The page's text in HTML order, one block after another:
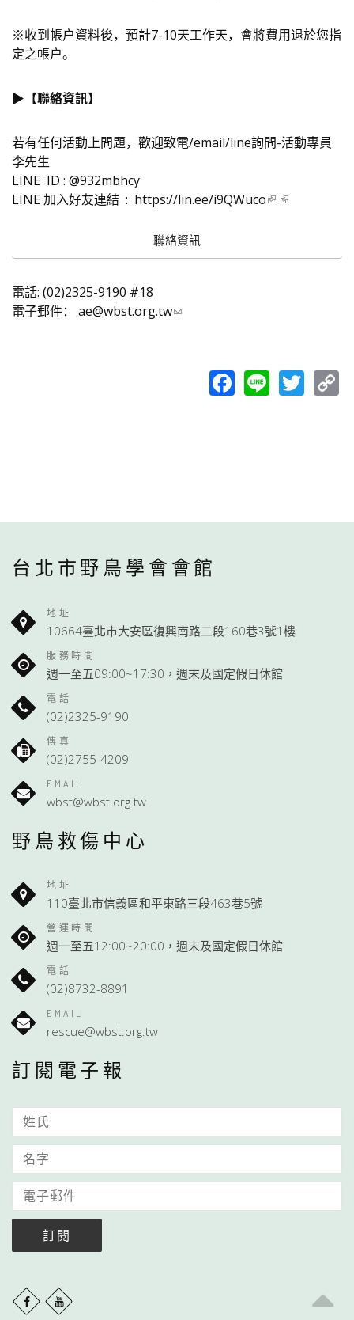
※收到帳戶資料後，預計7-10天工作天，會將費用退於您指
定之帳戶。
▶️【聯絡資訊】
若有任何活動上問題，歡迎致電/email/line詢問-活動專員
李先生
LINE ID : @932mbhcy
LINE 加入好友連結 : https://lin.ee/i9QWuco
聯絡資訊
電話: (02)2325-9190 #18
電子郵件： ae@wbst.org.tw
Facebook
Line
台北市野鳥學會會館
地址
10664臺北市大安區復興南路二段160巷3號1樓
服務時間
週一至五09:00~17:30，週末及國定假日休館
電話
(02)2325-9190
傳真
(02)2755-4209
EMAIL
wbst@wbst.org.tw
野鳥救傷中心
地址
110臺北市信義區和平東路三段463巷5號
營運時間
週一至五12:00~20:00，週末及國定假日休館
電話
(02)8732-8891
EMAIL
rescue@wbst.org.tw
訂閱電子報